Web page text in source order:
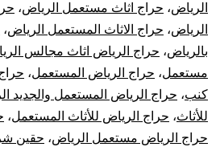
الرياض، حراج اثاث مستعمل الرياض،
الرياض، حراج الاثاث المستعمل الرياض،
بالرياض، حراج الرياض اثاث مجالس
مستعمل، حراج الرياض المستعمل،
كنب، حراج الرياض المستعمل والجديد
للأثاث، حراج الرياض للأثاث المستعمل،
حراج الرياض مستعمل الرياض، حقين